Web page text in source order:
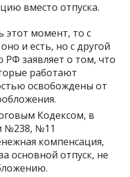
вместо отпуска.
этот момент, то с
и есть, но с другой
РФ заявляет о том, что
работают
освобождены от
Кодексом, в
№238, №11
компенсация,
основной отпуск, не